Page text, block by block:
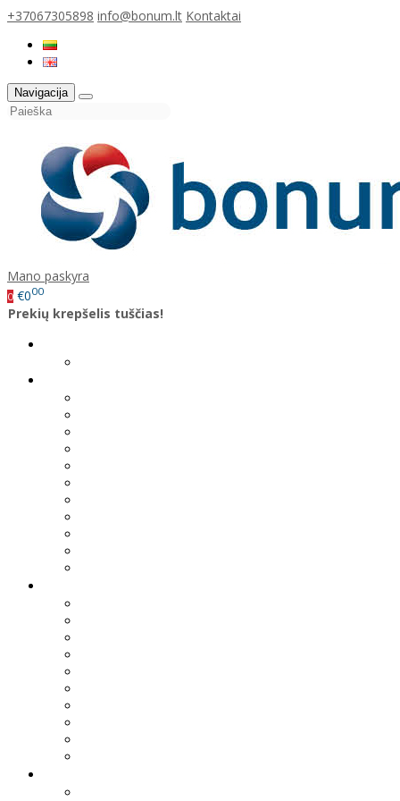
+37067305898 info@bonum.lt Kontaktai
Navigacija
Mano paskyra
0 €000
Prekių krepšelis tuščias!